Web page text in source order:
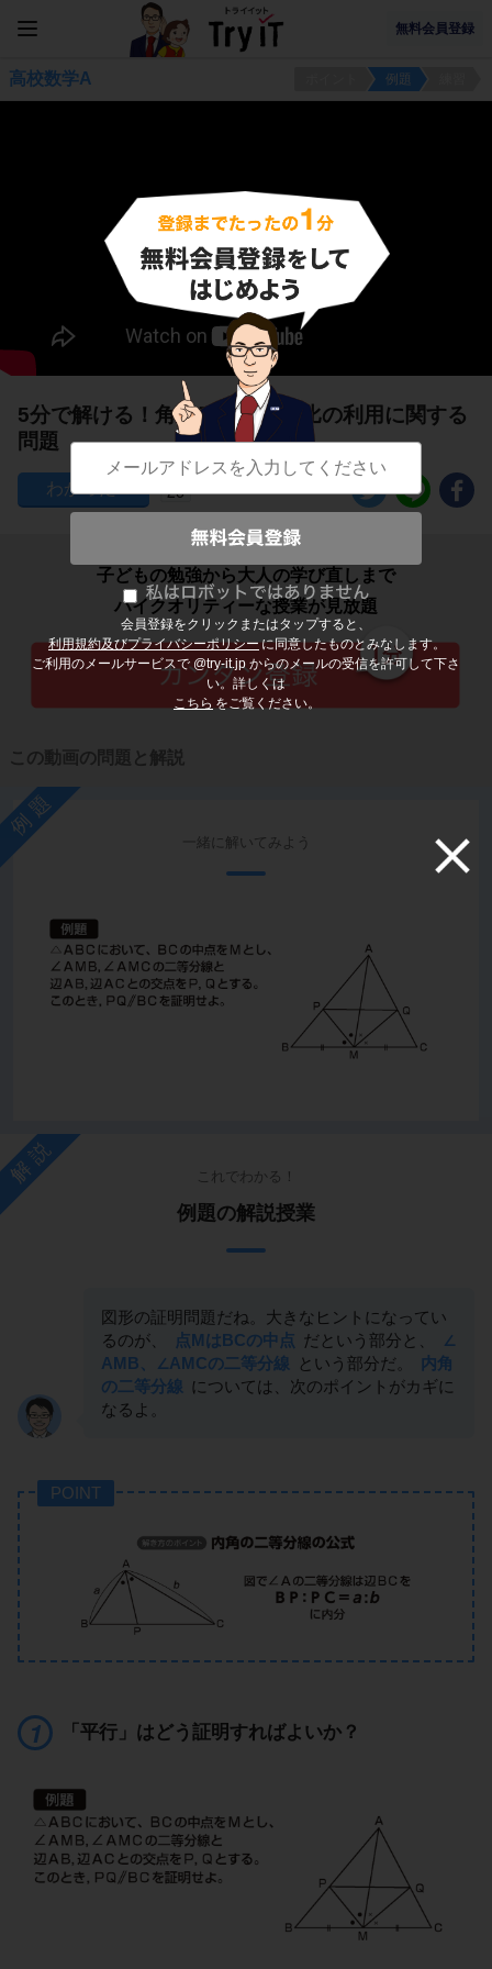
無料会員登録
会員登録をクリックまたはタップすると、
利用規約及びプライバシーポリシーに同意したものとみなします。
ご利用のメールサービスで @try-it.jp からのメールの受信を許可して下さ
い。詳しくは
こちら をご覧ください。
高校数学A 例題
5分で解ける！角の二等分線と比の利用に関する
問題
26
子どもの勉強から大人の学び直しまで
ハイクオリティーな授業が見放題
この動画の問題と解説
例題
一緒に解いてみよう
解説 これでわかる！
例題の解説授業
図形の証明問題だね。大きなヒントになってい
るのが、
点MはBCの中点 だという部分と、
∠
AMB、∠AMCの二等分線
という部分だ。
内角
の二等分線 については、次のポイントがカギに
なるよ。
POINT
「平行」はどう証明すればよいか？